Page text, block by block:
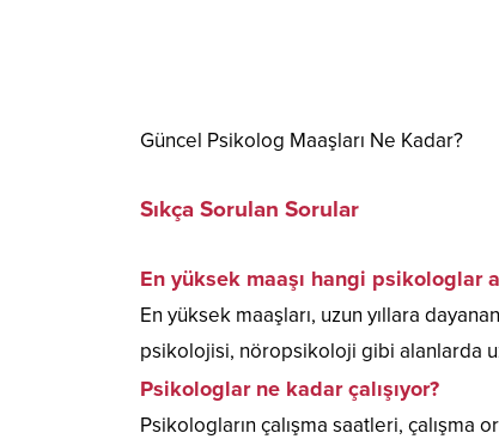
Güncel Psikolog Maaşları Ne Kadar?
Sıkça Sorulan Sorular
En yüksek maaşı hangi psikologlar
En yüksek maaşları, uzun yıllara
psikolojisi, nöropsikoloji gibi alanlarda
Psikologlar ne kadar çalışıyor?
Psikologların çalışma saatleri, çalışma